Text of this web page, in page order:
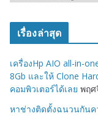
ม
ว
มู่
เรื่องล่าสุด
เครื่องHp AIO all-in-
8Gb และให้ Clone
คอมพิวเตอร์ได้เลย พฤศ
หาช่างติดตั้งฉนวนกันค